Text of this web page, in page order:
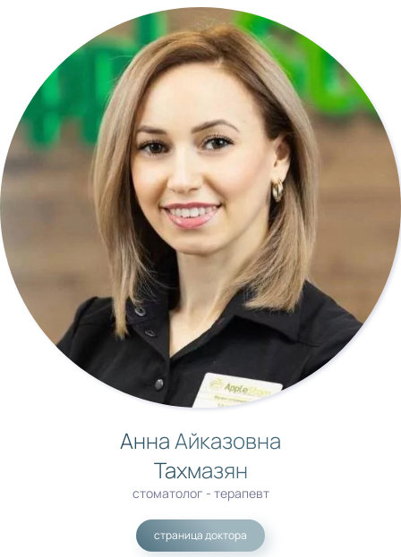
Анна Айказовна
Тахмазян
стоматолог - терапевт
страница доктора